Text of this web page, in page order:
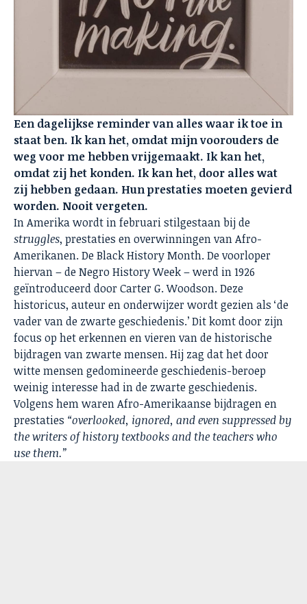
Een dagelijkse reminder van alles waar ik toe in
staat ben. Ik kan het, omdat mijn voorouders de
weg voor me hebben vrijgemaakt. Ik kan het,
omdat zij het konden. Ik kan het, door alles wat
zij hebben gedaan. Hun prestaties moeten gevierd
worden. Nooit vergeten.
In Amerika wordt in februari stilgestaan bij de
struggles, prestaties en overwinningen van Afro-
Amerikanen. De Black History Month. De voorloper
hiervan – de Negro History Week – werd in 1926
geïntroduceerd door Carter G. Woodson. Deze
historicus, auteur en onderwijzer wordt gezien als ‘de
vader van de zwarte geschiedenis.’ Dit komt door zijn
focus op het erkennen en vieren van de historische
bijdragen van zwarte mensen. Hij zag dat het door
witte mensen gedomineerde geschiedenis-beroep
weinig interesse had in de zwarte geschiedenis.
Volgens hem waren Afro-Amerikaanse bijdragen en
prestaties “overlooked, ignored, and even suppressed by
the writers of history textbooks and the teachers who
use them.”